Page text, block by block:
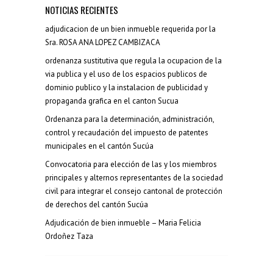
NOTICIAS RECIENTES
adjudicacion de un bien inmueble requerida por la
Sra. ROSA ANA LOPEZ CAMBIZACA
ordenanza sustitutiva que regula la ocupacion de la
via publica y el uso de los espacios publicos de
dominio publico y la instalacion de publicidad y
propaganda grafica en el canton Sucua
Ordenanza para la determinación, administración,
control y recaudación del impuesto de patentes
municipales en el cantón Sucúa
Convocatoria para elección de las y los miembros
principales y alternos representantes de la sociedad
civil para integrar el consejo cantonal de protección
de derechos del cantón Sucúa
Adjudicación de bien inmueble – Maria Felicia
Ordoñez Taza